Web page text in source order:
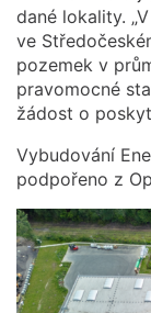
dané lokality.
ve
pozemek v
pravomocné
žádost o
Vybudování
podpořeno z